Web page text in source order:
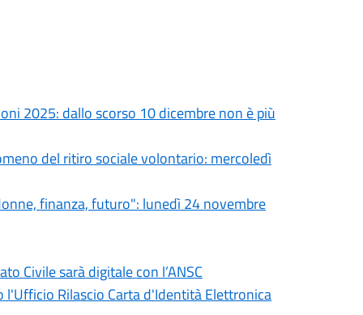
2025: dallo scorso 10 dicembre non è più
del ritiro sociale volontario: mercoledì
finanza, futuro": lunedì 24 novembre
Civile sarà digitale con l’ANSC
l'Ufficio Rilascio Carta d'Identità Elettronica